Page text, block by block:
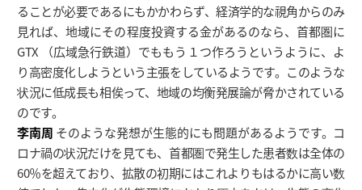
ることが必要であるにもかかわらず、経済学的な視角からのみ
見れば、地域にその程度投資する金があるのなら、首都圏に
GTX （広域急行鉄道）でももう１つ作ろうというように、よ
り高密度化しようという主張をしているようです。このような
状況に低成長も相俟って、地域の均衡発展論が脅かされている
のです。
李南周 そのような発想が生態的にも問題があるようです。コ
ロナ禍の状況だけを見ても、首都圏で発生した患者数は全体の
60％を超えており、拡散の初期にはこれよりもはるかに高い数